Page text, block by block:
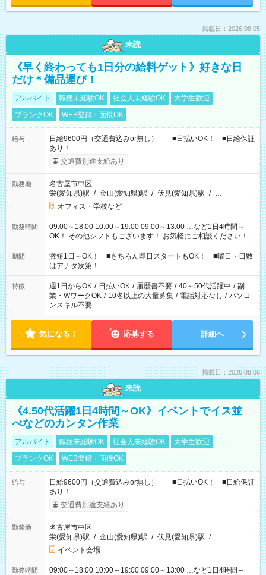
掲載日：2026.08.05
未読
《早く終わっても1日分の給料ゲット》好きな日
だけ＊備品運び！
アルバイト 職種未経験OK 社会人未経験OK
大学生歓迎
ブランクOK
WEB登録・面接OK
給与
日給9600円（交通費込みor無し） ■日払いOK！ ■日給保証
あり！
交通費別途支給あり
勤務地
名古屋市中区
栄(愛知県)駅 / 金山(愛知県)駅 / 伏見(愛知県)駅 / …
オフィス・学校など
勤務時間
09:00～18:00 10:00～19:00 09:00～13:00 …など1日4時間～
OK！ その他シフトもございます！ お気軽にご相談ください！
期間
激短1日～OK！ ■もちろん即日スタートもOK！ ■曜日・日数
はアナタ次第！
特徴 週1日からOK / 日払いOK / 履歴書不要 / 40～50代活躍中 / 副
業・WワークOK / 10名以上の大量募集 / 電話対応なし / パソコ
ンスキル不要
気になる！ 応募する 詳細へ
掲載日：2026.08.06
未読
《4.50代活躍1日4時間～OK》イベントでイス並
べなどのカンタン作業
アルバイト 職種未経験OK 社会人未経験OK
大学生歓迎
ブランクOK
WEB登録・面接OK
給与
日給9600円（交通費込みor無し） ■日払いOK！ ■日給保証
あり！
交通費別途支給あり
勤務地
名古屋市中区
栄(愛知県)駅 / 金山(愛知県)駅 / 伏見(愛知県)駅 / …
イベント会場
勤務時間
09:00～18:00 10:00～19:00 09:00～13:00 …など1日4時間～